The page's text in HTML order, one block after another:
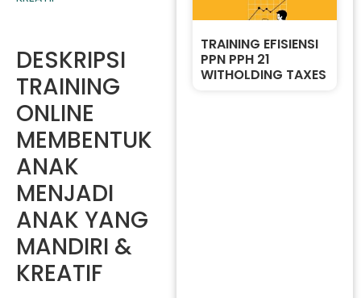
DESKRIPSI
TRAINING
ONLINE
MEMBENTUK
ANAK
MENJADI
ANAK YANG
MANDIRI &
KREATIF
TRAINING EFISIENSI
PPN PPH 21
WITHOLDING TAXES